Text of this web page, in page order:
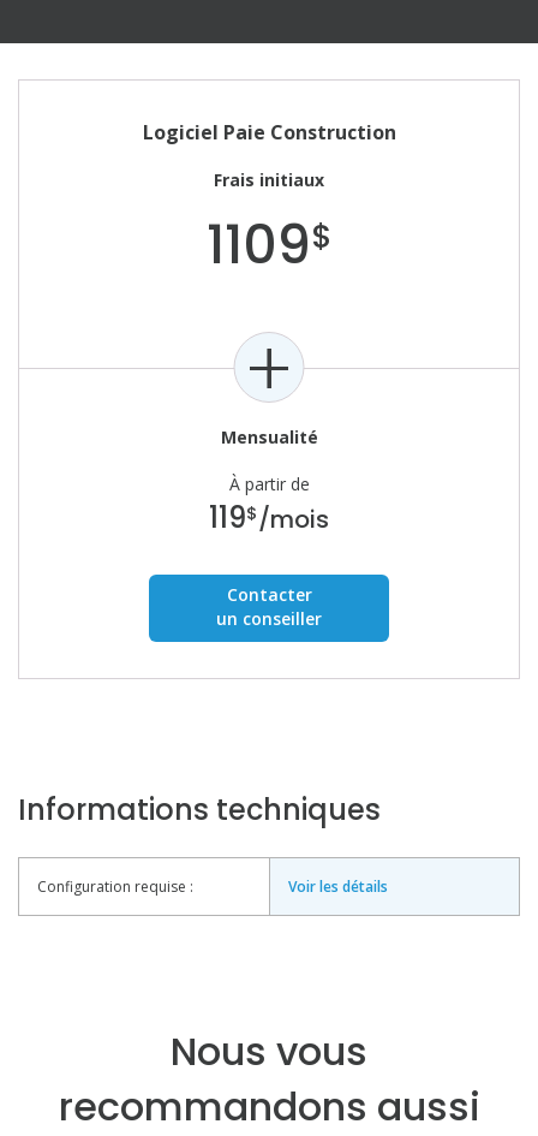
Logiciel Paie Construction
Frais initiaux
1109$
Mensualité
À partir de
119$/mois
Contacter
un conseiller
Informations techniques
Configuration requise : Voir les détails
Nous vous
recommandons aussi